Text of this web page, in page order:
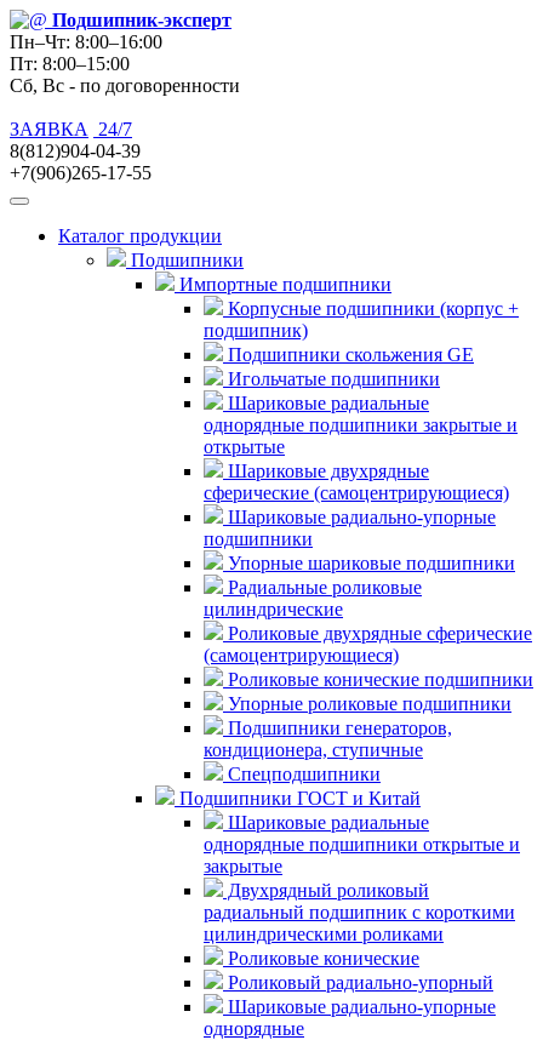
Подшипник-эксперт
Пн–Чт: 8:00–16:00
Пт: 8:00–15:00
Сб, Вс - по договоренности
ЗАЯВКА
24/7
8(812)904-04-39
+7(906)265-17-55
Каталог продукции
Подшипники
Импортные подшипники
Корпусные подшипники (корпус +
подшипник)
Подшипники скольжения GE
Игольчатые подшипники
Шариковые радиальные
однорядные подшипники закрытые и
открытые
Шариковые двухрядные
сферические (самоцентрирующиеся)
Шариковые радиально-упорные
подшипники
Упорные шариковые подшипники
Радиальные роликовые
цилиндрические
Роликовые двухрядные сферические
(самоцентрирующиеся)
Роликовые конические подшипники
Упорные роликовые подшипники
Подшипники генераторов,
кондиционера, ступичные
Спецподшипники
Подшипники ГОСТ и Китай
Шариковые радиальные
однорядные подшипники открытые и
закрытые
Двухрядный роликовый
радиальный подшипник с короткими
цилиндрическими роликами
Роликовые конические
Роликовый радиально-упорный
Шариковые радиально-упорные
однорядные